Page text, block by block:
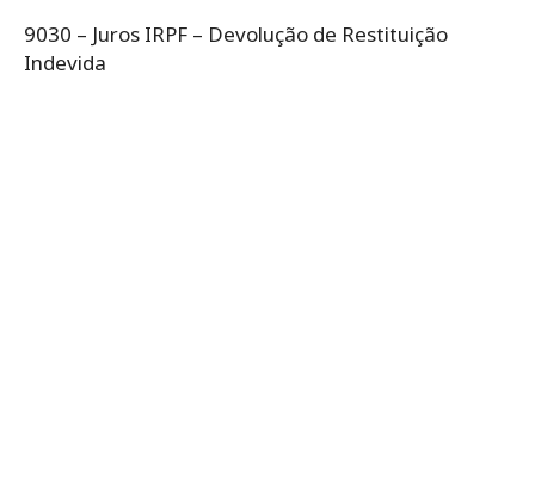
9030 – Juros IRPF – Devolução de Restituição
Indevida